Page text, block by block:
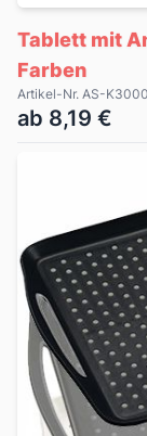
Tablett mit
Farben
Artikel-Nr. AS-
ab 8,19 €